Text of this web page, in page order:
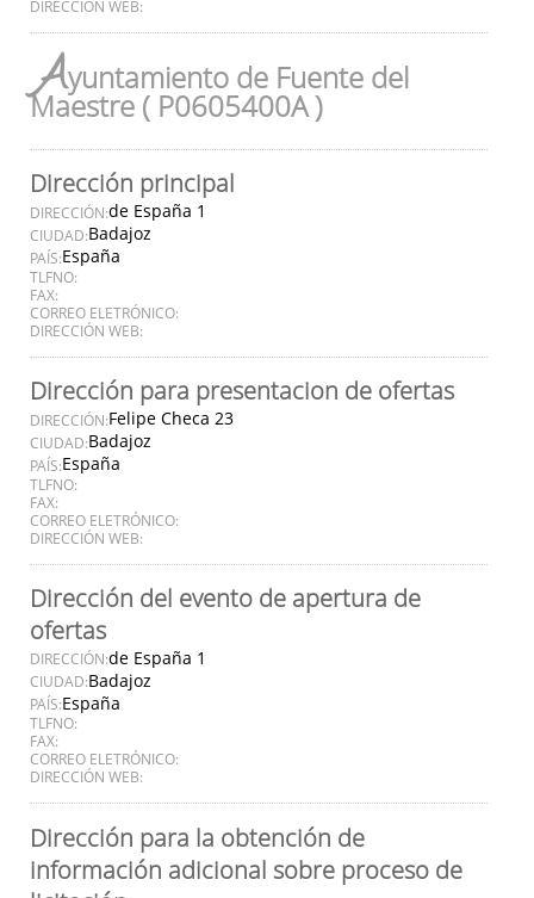
DIRECCIÓN WEB:
Ayuntamiento de Fuente del
Maestre ( P0605400A )
Dirección principal
DIRECCIÓN:de España 1
CIUDAD:Badajoz
PAÍS:España
TLFNO:
FAX:
CORREO ELETRÓNICO:
DIRECCIÓN WEB:
Dirección para presentacion de ofertas
DIRECCIÓN:Felipe Checa 23
CIUDAD:Badajoz
PAÍS:España
TLFNO:
FAX:
CORREO ELETRÓNICO:
DIRECCIÓN WEB:
Dirección del evento de apertura de
ofertas
DIRECCIÓN:de España 1
CIUDAD:Badajoz
PAÍS:España
TLFNO:
FAX:
CORREO ELETRÓNICO:
DIRECCIÓN WEB:
Dirección para la obtención de
información adicional sobre proceso de